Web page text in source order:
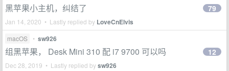
黑苹果小主机，纠结了
Jan 14, 2020 • Lastly replied by LoveCnElvis
79
macOS • sw926
组黑苹果， Desk Mini 310 配 i7 9700 可以吗
Dec 28, 2019 • Lastly replied bysw926
12